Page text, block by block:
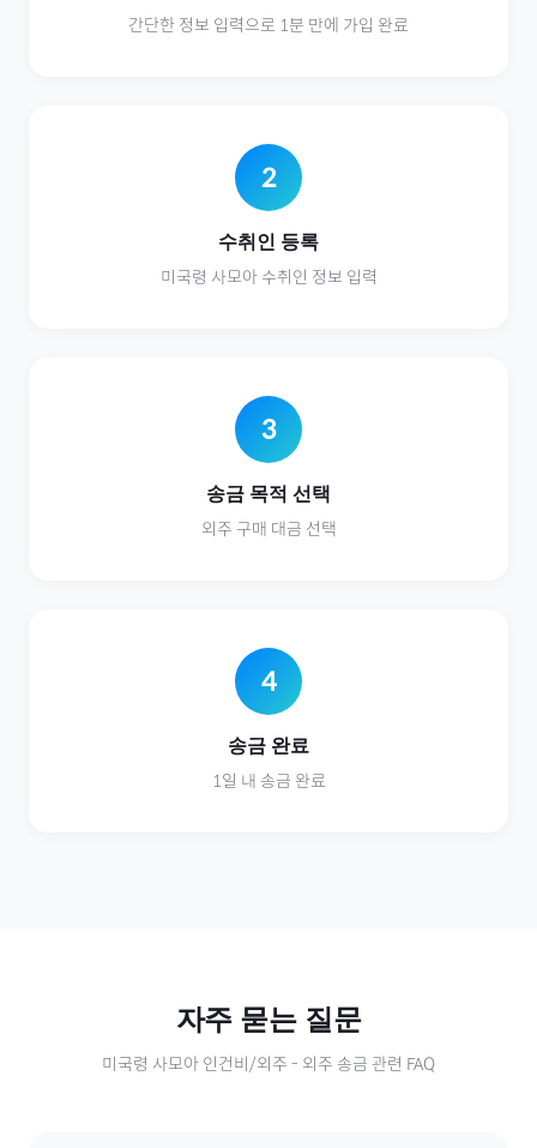
간단한 정보 입력으로 1분 만에 가입 완료
2
수취인 등록
미국령 사모아수취인 정보 입력
3
송금 목적 선택
외주 구매 대금 선택
4
송금 완료
1일 내 송금 완료
자주 묻는 질문
미국령 사모아 인건비/외주 - 외주 송금 관련 FAQ